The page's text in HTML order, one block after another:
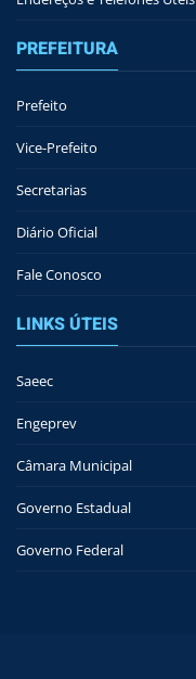
PREFEITURA
Prefeito
Vice-Prefeito
Secretarias
Diário Oficial
Fale Conosco
LINKS ÚTEIS
Saeec
Engeprev
Câmara Municipal
Governo Estadual
Governo Federal